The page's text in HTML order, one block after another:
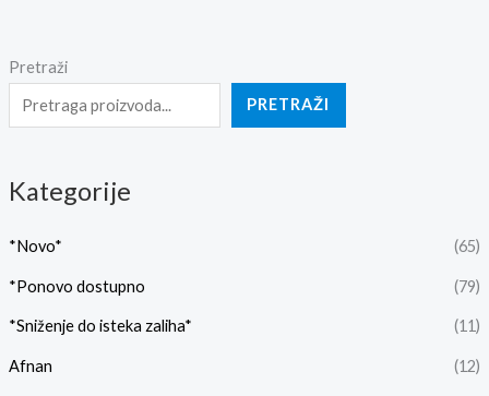
Pretraži
PRETRAŽI
Kategorije
*Novo* (65)
*Ponovo dostupno (79)
*Sniženje do isteka zaliha* (11)
Afnan (12)